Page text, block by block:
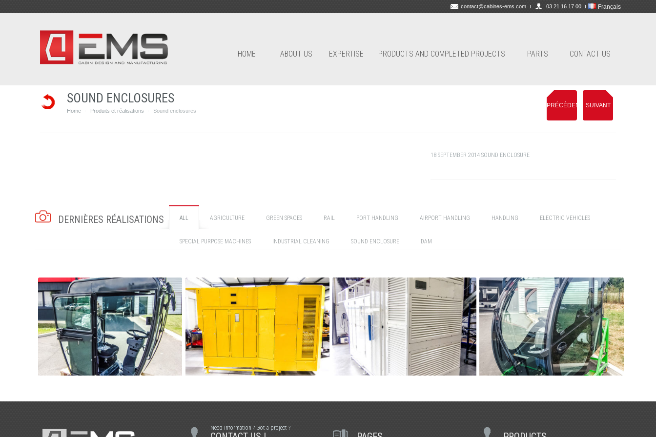
Français
contact@cabines-ems.com 03 21 16 17 00
HOME ABOUT US EXPERTISE PRODUCTS AND COMPLETED PROJECTS PARTS CONTACT US
SOUND ENCLOSURES
Home · Produits et réalisations · Sound enclosures
PRÉCÉDENT SUIVANT
18 SEPTEMBER 2014 SOUND ENCLOSURE
DERNIÈRES RÉALISATIONS ALL AGRICULTURE GREEN SPACES RAIL PORT HANDLING AIRPORT HANDLING HANDLING ELECTRIC VEHICLES
SPECIAL PURPOSE MACHINES INDUSTRIAL CLEANING SOUND ENCLOSURE DAM
AGRICULTURE RAIL RAIL AGRICULTURE
Need information ? Got a project ?